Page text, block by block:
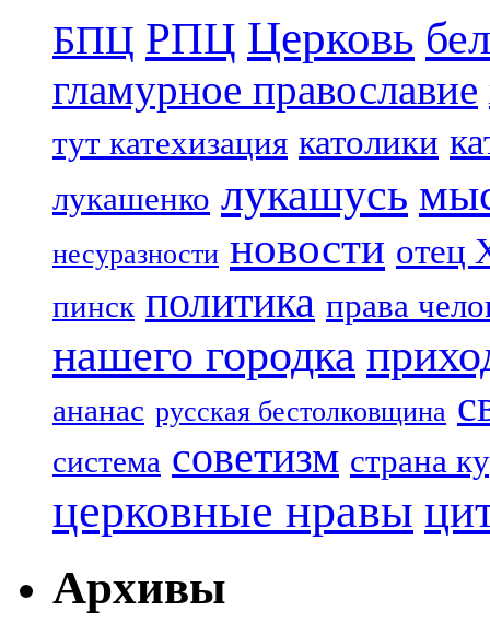
БПЦ РПЦ Церковь
гламурное православие
тут катехизация католики
лукашенко лукашусь
несуразности новости отец
пинск политика права
нашего городка
ананас русская бестолковщина
система советизм страна
церковные нравы
Архивы